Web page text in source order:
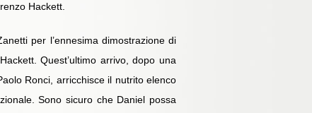
Hackett.
per l’ennesima dimostrazione di
Quest’ultimo arrivo, dopo una
Ronci, arricchisce il nutrito elenco
Sono sicuro che Daniel possa